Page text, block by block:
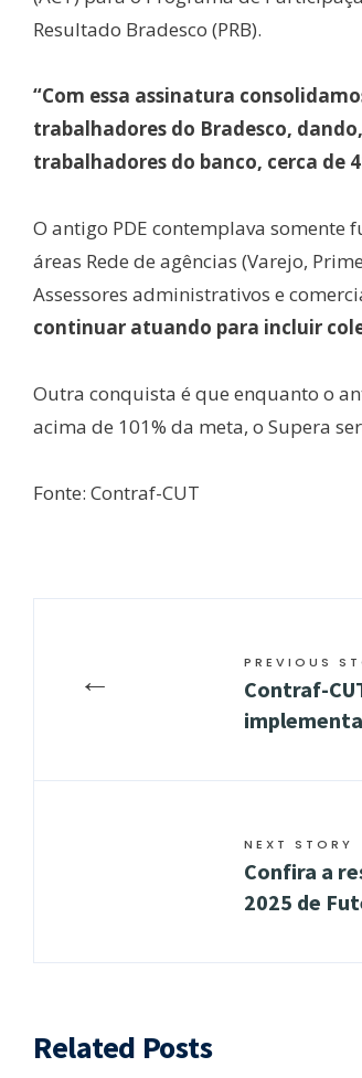
Resultado Bradesco (PRB).
“Com essa assinatura
trabalhadores do Bradesco,
trabalhadores do banco, cerca de
O antigo PDE contemplava
áreas Rede de agências (Varejo,
Assessores administrativos e
continuar atuando para incluir
Outra conquista é que enquanto o
acima de 101% da meta, o Supera
Fonte: Contraf-CUT
← PREVIOUS
Contraf-
NEXT STORY
Confira a
2025 de
Related Posts